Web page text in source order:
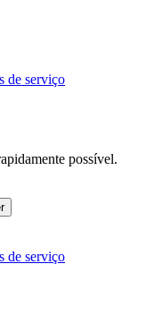
de serviço
possível.
de serviço